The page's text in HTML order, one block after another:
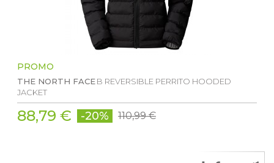
PROMO
THE NORTH FACEB REVERSIBLE PERRITO HOODED
JACKET
88,79 € -20% 110,99 €